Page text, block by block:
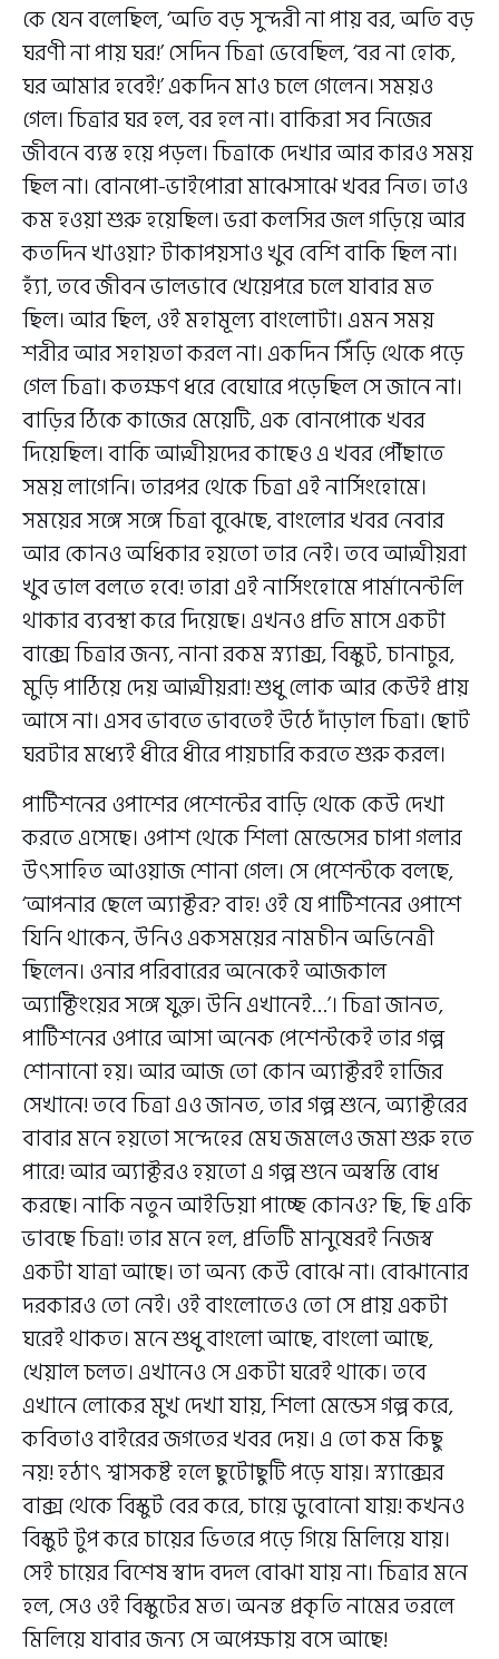
কে যেন বলেছিল, ‘অতি বড় সুন্দরী না পায় বর, অতি বড়
ঘরণী না পায় ঘর!’ সেদিন চিত্রা ভেবেছিল, ‘বর না হোক,
ঘর আমার হবেই!’ একদিন মাও চলে গেলেন। সময়ও
গেল। চিত্রার ঘর হল, বর হল না। বাকিরা সব নিজের
জীবনে ব্যস্ত হয়ে পড়ল। চিত্রাকে দেখার আর কারও সময়
ছিল না। বোনপো-ভাইপোরা মাঝেসাঝে খবর নিত। তাও
কম হওয়া শুরু হয়েছিল। ভরা কলসির জল গড়িয়ে আর
কতদিন খাওয়া? টাকাপয়সাও খুব বেশি বাকি ছিল না।
হ্যাঁ, তবে জীবন ভালভাবে খেয়েপরে চলে যাবার মত
ছিল। আর ছিল, ওই মহামূল্য বাংলোটা। এমন সময়
শরীর আর সহায়তা করল না। একদিন সিঁড়ি থেকে পড়ে
গেল চিত্রা। কতক্ষণ ধরে বেঘোরে পড়েছিল সে জানে না।
বাড়ির ঠিকে কাজের মেয়েটি, এক বোনপোকে খবর
দিয়েছিল। বাকি আত্মীয়দের কাছেও এ খবর পৌঁছাতে
সময় লাগেনি। তারপর থেকে চিত্রা এই নার্সিংহোমে।
সময়ের সঙ্গে সঙ্গে চিত্রা বুঝেছে, বাংলোর খবর নেবার
আর কোনও অধিকার হয়তো তার নেই। তবে আত্মীয়রা
খুব ভাল বলতে হবে! তারা এই নার্সিংহোমে পার্মানেন্টলি
থাকার ব্যবস্থা করে দিয়েছে। এখনও প্রতি মাসে একটা
বাক্সে চিত্রার জন্য, নানা রকম স্ন্যাক্স, বিস্কুট, চানাচুর,
মুড়ি পাঠিয়ে দেয় আত্মীয়রা! শুধু লোক আর কেউই প্রায়
আসে না। এসব ভাবতে ভাবতেই উঠে দাঁড়াল চিত্রা। ছোট
ঘরটার মধ্যেই ধীরে ধীরে পায়চারি করতে শুরু করল।
পার্টিশনের ওপাশের পেশেন্টের বাড়ি থেকে কেউ দেখা
করতে এসেছে। ওপাশ থেকে শিলা মেন্ডেসের চাপা গলার
উৎসাহিত আওয়াজ শোনা গেল। সে পেশেন্টকে বলছে,
‘আপনার ছেলে অ্যাক্টর? বাহ! ওই যে পার্টিশনের ওপাশে
যিনি থাকেন, উনিও একসময়ের নামচীন অভিনেত্রী
ছিলেন। ওনার পরিবারের অনেকেই আজকাল
অ্যাক্টিংয়ের সঙ্গে যুক্ত। উনি এখানেই…’। চিত্রা জানত,
পার্টিশনের ওপারে আসা অনেক পেশেন্টকেই তার গল্প
শোনানো হয়। আর আজ তো কোন অ্যাক্টরই হাজির
সেখানে! তবে চিত্রা এও জানত, তার গল্প শুনে, অ্যাক্টরের
বাবার মনে হয়তো সন্দেহের মেঘ জমলেও জমা শুরু হতে
পারে! আর অ্যাক্টরও হয়তো এ গল্প শুনে অস্বস্তি বোধ
করছে। নাকি নতুন আইডিয়া পাচ্ছে কোনও? ছি, ছি একি
ভাবছে চিত্রা! তার মনে হল, প্রতিটি মানুষেরই নিজস্ব
একটা যাত্রা আছে। তা অন্য কেউ বোঝে না। বোঝানোর
দরকারও তো নেই। ওই বাংলোতেও তো সে প্রায় একটা
ঘরেই থাকত। মনে শুধু বাংলো আছে, বাংলো আছে,
খেয়াল চলত। এখানেও সে একটা ঘরেই থাকে। তবে
এখানে লোকের মুখ দেখা যায়, শিলা মেন্ডেস গল্প করে,
কবিতাও বাইরের জগতের খবর দেয়। এ তো কম কিছু
নয়! হঠাৎ শ্বাসকষ্ট হলে ছুটোছুটি পড়ে যায়। স্ন্যাক্সের
বাক্স থেকে বিস্কুট বের করে, চায়ে ডুবোনো যায়! কখনও
বিস্কুট টুপ করে চায়ের ভিতরে পড়ে গিয়ে মিলিয়ে যায়।
সেই চায়ের বিশেষ স্বাদ বদল বোঝা যায় না। চিত্রার মনে
হল, সেও ওই বিস্কুটের মত। অনন্ত প্রকৃতি নামের তরলে
মিলিয়ে যাবার জন্য সে অপেক্ষায় বসে আছে!